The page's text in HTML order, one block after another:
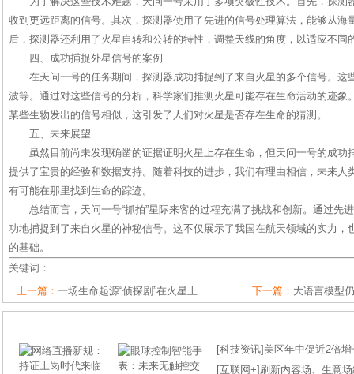
收到更远距离的信号。其次，探测器使用了先进的信号处理算法，能够从海
后，探测器还利用了火星自转和公转的特性，调整天线的角度，以适应不同
四、成功捕捉外星信号的案例
在天问一号的任务期间，探测器成功捕捉到了来自火星的多个信号。这
波等。通过对这些信号的分析，科学家们推测火星可能存在生命活动的迹象
某些生物发出的信号相似，这引发了人们对火星是否存在生命的猜测。
五、未来展望
虽然目前尚未发现确凿的证据证明火星上存在生命，但天问一号的成功
提供了宝贵的经验和数据支持。随着科技的进步，我们有理由相信，未来人
有可能在那里找到生命的踪迹。
总结而言，天问一号“抓拍”星际来客的过程充满了挑战和创新。通过先
功地捕捉到了来自火星的神秘信号。这不仅展示了我国在航天领域的实力，
的基础。
关键词：
上一篇： 一场生命起源“侦探剧”在火星上 下一篇： 大语言模型
[科技资讯] 美区年中促近2倍
[互联网+] 刷新内容场、生意